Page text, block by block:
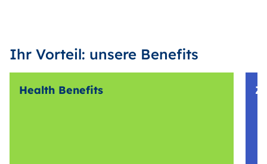
Ihr Vorteil: unsere Benefits
Health Benefits